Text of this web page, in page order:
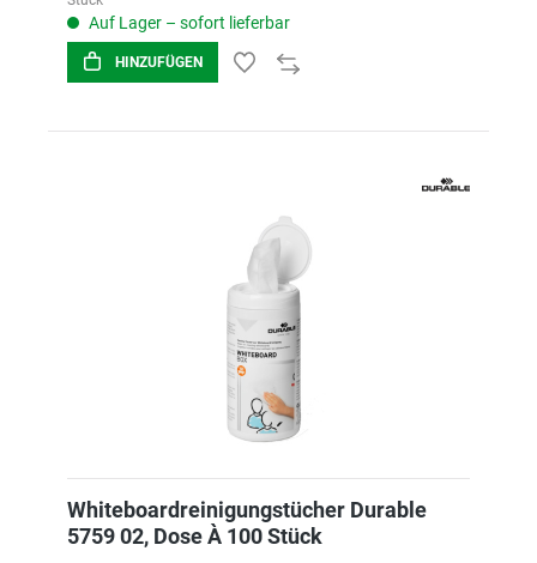
Auf Lager – sofort lieferbar
HINZUFÜGEN
Whiteboardreinigungstücher Durable
5759 02, Dose À 100 Stück